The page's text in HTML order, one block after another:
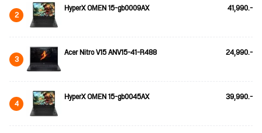
2 HyperX OMEN 15-gb0009AX 41,990.-
3 Acer Nitro V15 ANV15-41-R488 24,990.-
4 HyperX OMEN 15-gb0045AX 39,990.-